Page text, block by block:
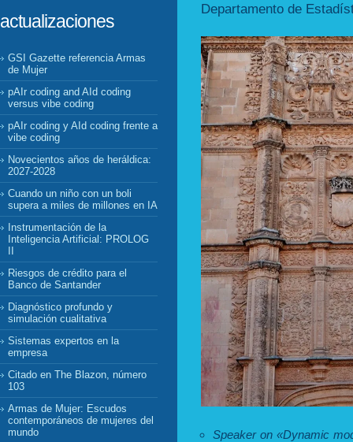
actualizaciones
GSI Gazette referencia Armas
de Mujer
pAIr coding and AId coding
versus vibe coding
pAIr coding y AId coding frente a
vibe coding
Novecientos años de heráldica:
2027-2028
Cuando un niño con un boli
supera a miles de millones en IA
Instrumentación de la
Inteligencia Artificial: PROLOG
Riesgos de crédito para el
Banco de Santander
Diagnóstico profundo y
simulación cualitativa
Sistemas expertos en la
empresa
Citado en The Blazon, número
103
Armas de Mujer: Escudos
contemporáneos de mujeres del
mundo
Departamento de
Speaker on «Dynamic